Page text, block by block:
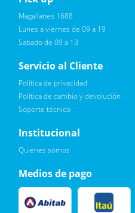
Reciba novedades,
Leí, soy consciente de las
mis datos personales y doy
Magallanes 1688
Lunes a viernes de 09 a 19
Sabado de 09 a 13
Servicio al Cliente
Política de privacidad
Política de cambio y devolución
Soporte técnico
Institucional
Quienes somos
Medios de pago